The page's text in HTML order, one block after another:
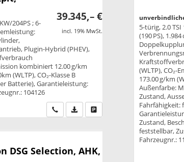
39.345,– €
incl. 19% MwSt.
204PS ; 6-
Plugin-Hybrid (PHEV),
kombiniert 12.00 g/km
(WLTP), CO₂-Klasse B
Batterie), Garantieleistung:
104126
Wir rufen Sie anPDF-Datei, Fahrzeugexposé drucken
Drucken, parken oder
DSG Selection, AHK,
5-türig, 2.0 TSI
(190 PS),
(WLTP), CO₂-
173.00 g/km
Außenfarbe:
Zustand,
Fahrfähigkeit:
Zustand,
feststellbar,
Fahrzeugnr.: